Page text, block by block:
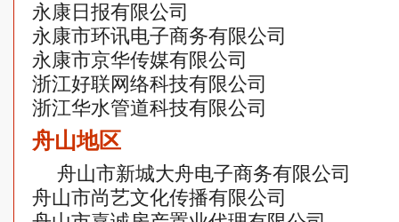
永康日报有限公司
永康市环讯电子商务有限公司
永康市京华传媒有限公司
浙江好联网络科技有限公司
浙江华水管道科技有限公司
舟山地区
舟山市新城大舟电子商务有限公司
舟山市尚艺文化传播有限公司